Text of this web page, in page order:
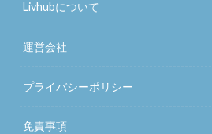
Livhubについて
運営会社
プライバシーポリシー
免責事項